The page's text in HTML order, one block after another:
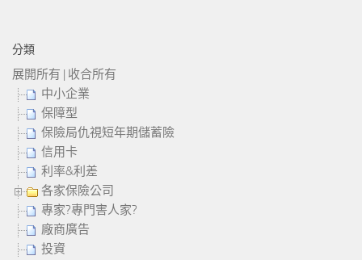
分類
展開所有
收合所有
中小企業
保障型
保險局仇視短年期儲蓄險
信用卡
利率&利差
各家保險公司
專家?專門害人家?
廠商廣告
投資